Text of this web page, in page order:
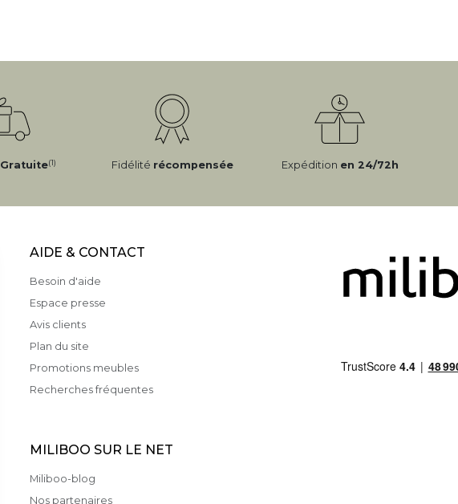
Gratuite(1) Fidélité récompensée Expédition en 24/72h
AIDE & CONTACT
Besoin d'aide
Espace presse
Avis clients
Plan du site
Promotions meubles
Recherches fréquentes
MILIBOO SUR LE NET
Miliboo-blog
Nos partenaires